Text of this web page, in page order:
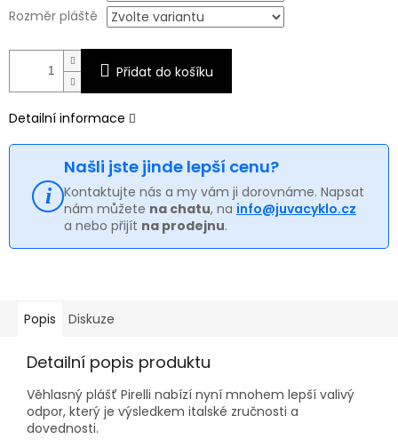
Rozměr pláště
Přidat do košíku
Detailní informace
Našli jste jinde lepší cenu?
Kontaktujte nás a my vám ji dorovnáme. Napsat
nám můžete na chatu, na info@juvacyklo.cz
a nebo přijít na prodejnu.
Popis Diskuze
Detailní popis produktu
Věhlasný plášť Pirelli nabízí nyní mnohem lepší valivý
odpor, který je výsledkem italské zručnosti a
dovednosti.